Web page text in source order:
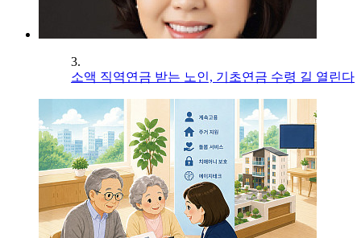
3.
소액 직역연금 받는 노인, 기초연금 수령 길 열린다